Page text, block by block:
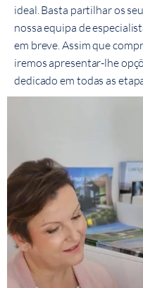
ideal. Basta partilhar os
nossa equipa de
em breve. Assim que
iremos apresentar-lhe
dedicado em todas as